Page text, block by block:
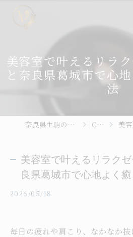
美容室で叶えるリラ
と奈良県葛城市で心
法
奈良県生駒の美容室ならhair place VIVE Column 美容室で叶
美容室で叶えるリラク
良県葛城市で心地よく
2026/05/18
毎日の疲れや肩こり、なかなか